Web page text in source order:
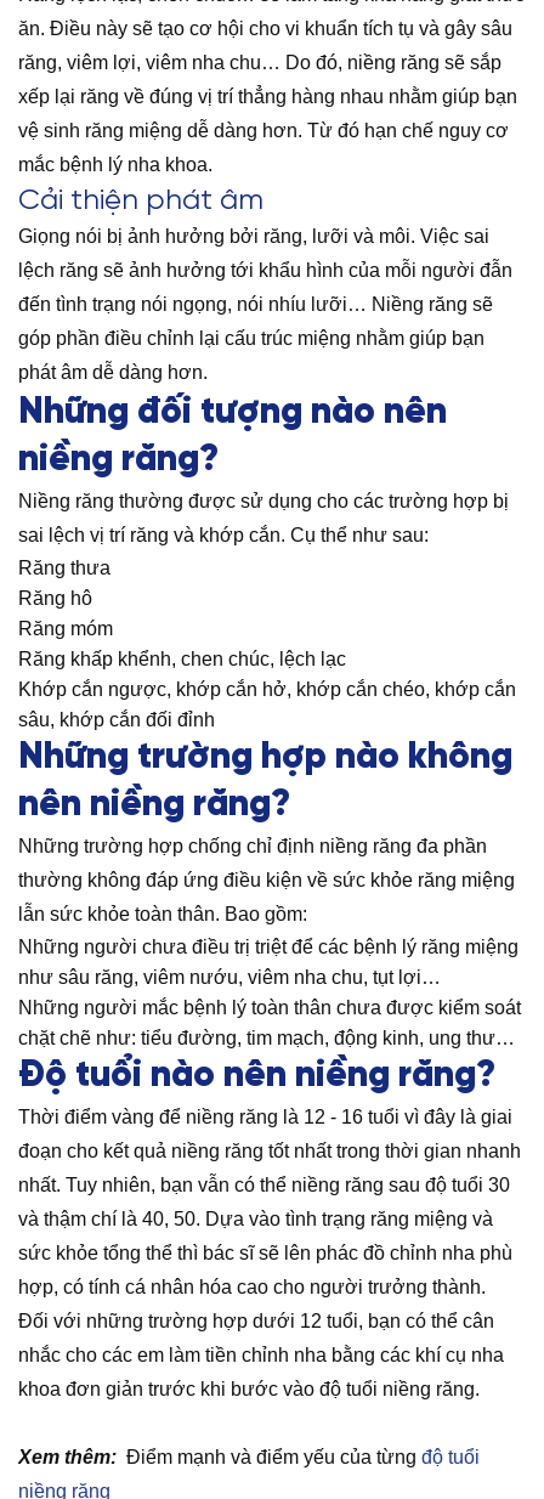
ăn. Điều này sẽ tạo cơ hội cho vi khuẩn tích tụ và gây sâu
răng, viêm lợi, viêm nha chu… Do đó, niềng răng sẽ sắp
xếp lại răng về đúng vị trí thẳng hàng nhau nhằm giúp bạn
vệ sinh răng miệng dễ dàng hơn. Từ đó hạn chế nguy cơ
mắc bệnh lý nha khoa.
Cải thiện phát âm
Giọng nói bị ảnh hưởng bởi răng, lưỡi và môi. Việc sai
lệch răng sẽ ảnh hưởng tới khẩu hình của mỗi người đẫn
đến tình trạng nói ngọng, nói nhíu lưỡi… Niềng răng sẽ
góp phần điều chỉnh lại cấu trúc miệng nhằm giúp bạn
phát âm dễ dàng hơn.
Những đối tượng nào nên
niềng răng?
Niềng răng thường được sử dụng cho các trường hợp bị
sai lệch vị trí răng và khớp cắn. Cụ thể như sau:
Răng thưa
Răng hô
Răng móm
Răng khấp khểnh, chen chúc, lệch lạc
Khớp cắn ngược, khớp cắn hở, khớp cắn chéo, khớp cắn
sâu, khớp cắn đối đỉnh
Những trường hợp nào không
nên niềng răng?
Những trường hợp chống chỉ định niềng răng đa phần
thường không đáp ứng điều kiện về sức khỏe răng miệng
lẫn sức khỏe toàn thân. Bao gồm:
Những người chưa điều trị triệt để các bệnh lý răng miệng
như sâu răng, viêm nướu, viêm nha chu, tụt lợi…
Những người mắc bệnh lý toàn thân chưa được kiểm soát
chặt chẽ như: tiểu đường, tim mạch, động kinh, ung thư…
Độ tuổi nào nên niềng răng?
Thời điểm vàng để niềng răng là 12 - 16 tuổi vì đây là giai
đoạn cho kết quả niềng răng tốt nhất trong thời gian nhanh
nhất. Tuy nhiên, bạn vẫn có thể niềng răng sau độ tuổi 30
và thậm chí là 40, 50. Dựa vào tình trạng răng miệng và
sức khỏe tổng thể thì bác sĩ sẽ lên phác đồ chỉnh nha phù
hợp, có tính cá nhân hóa cao cho người trưởng thành.
Đối với những trường hợp dưới 12 tuổi, bạn có thể cân
nhắc cho các em làm tiền chỉnh nha bằng các khí cụ nha
khoa đơn giản trước khi bước vào độ tuổi niềng răng.
Xem thêm: Điểm mạnh và điểm yếu của từng độ tuổi
niềng răng